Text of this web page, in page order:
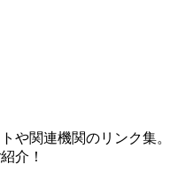
や関連機関のリンク集。
介！